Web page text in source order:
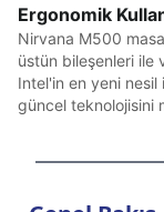
Ergonomik
Nirvana M500
üstün bileşenleri ile
Intel'in en yeni
güncel teknolojisini